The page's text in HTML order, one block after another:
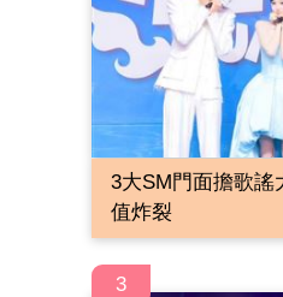
3大SM門面擔歌謠
值炸裂
3